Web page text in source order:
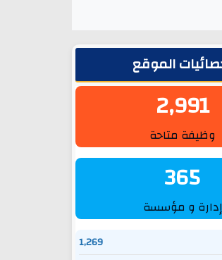
الموقع
2,991
وظيفة متاحة
365
إدارة و مؤسسة
1,269